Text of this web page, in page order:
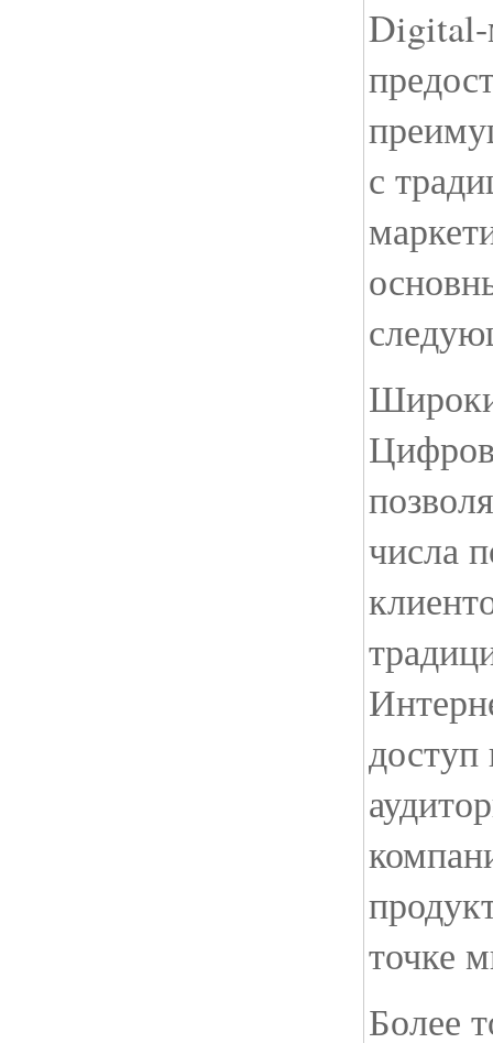
Digital-
с
числа
доступ
точке
Более